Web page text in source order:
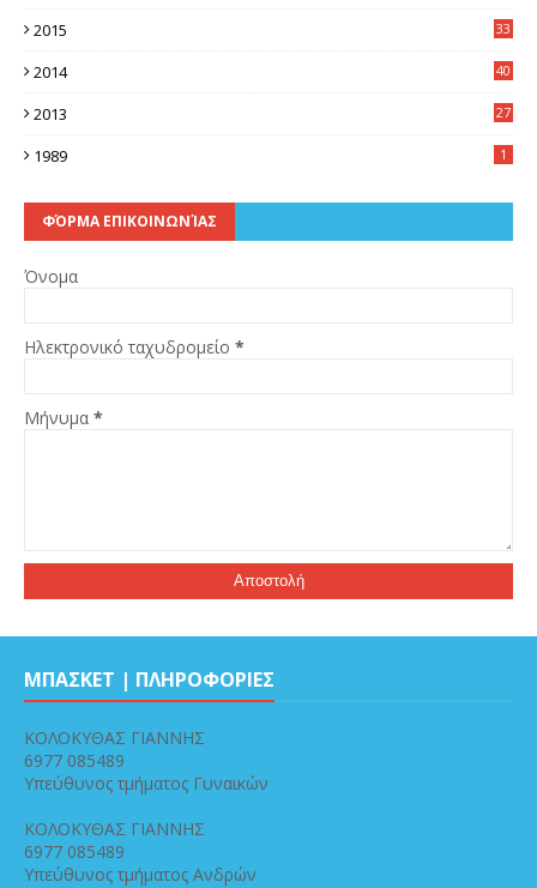
2015
33
2014
40
2013
27
1989 1
ΦΌΡΜΑ ΕΠΙΚΟΙΝΩΝΊΑΣ
Όνομα
Ηλεκτρονικό ταχυδρομείο *
Μήνυμα *
ΜΠΑΣΚΕΤ | ΠΛΗΡΟΦΟΡΙΕΣ
ΚΟΛΟΚΥΘΑΣ ΓΙΑΝΝΗΣ
6977 085489
Υπεύθυνος τμήματος Γυναικών
ΚΟΛΟΚΥΘΑΣ ΓΙΑΝΝΗΣ
6977 085489
Υπεύθυνος τμήματος Ανδρών